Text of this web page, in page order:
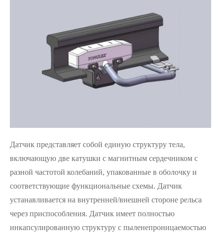
Датчик представляет собой единую структуру тела,
включающую две катушки с магнитным сердечником с
разной частотой колебаний, упакованные в оболочку и
соответствующие функциональные схемы. Датчик
устанавливается на внутренней/внешней стороне рельса
через приспособления. Датчик имеет полностью
инкапсулированную структуру с пыленепроницаемостью